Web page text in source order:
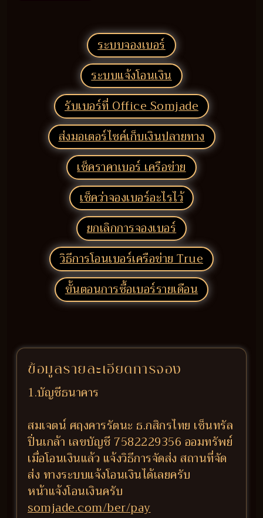
ระบบจองเบอร์
ระบบแจ้งโอนเงิน
รับเบอร์ที่ Office Somjade
ส่งมอเตอร์ไซค์เก็บเงินปลายทาง
เช็คราคาเบอร์ เครือข่าย
เช็คว่าจองเบอร์อะไรไว้
ยกเลิกการจองเบอร์
วิธีการโอนเบอร์เครือข่าย True
ขั้นตอนการซื้อเบอร์รายเดือน
ข้อมูลรายละเอียดการจอง
1.บัญชีธนาคาร
สมเจตน์ ศฤงคารรัตนะ ธ.กสิกรไทย เซ็นทรัล
ปิ่นเกล้า เลขบัญชี 7582229356 ออมทรัพย์
เมื่อโอนเงินแล้ว แจ้งวิธีการจัดส่ง สถานที่จัด
ส่ง ทางระบบแจ้งโอนเงินได้เลยครับ
หน้าแจ้งโอนเงินครับ
somjade.com/ber/pay